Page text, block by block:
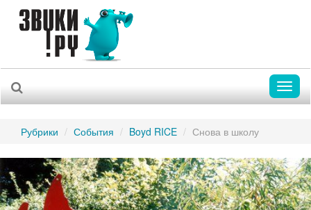
Рубрики События Boyd RICE Снова в школу